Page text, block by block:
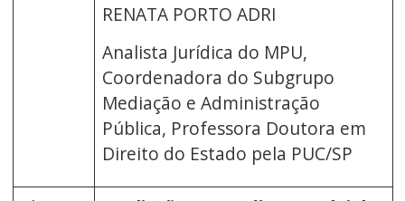
RENATA PORTO ADRI
Analista Jurídica do MPU,
Coordenadora do Subgrupo
Mediação e Administração
Pública, Professora Doutora em
Direito do Estado pela PUC/SP